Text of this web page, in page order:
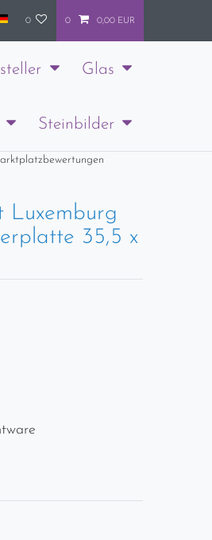
0 0 0,00 EUR
Glas
Steinbilder
Luxemburg
35,5 x